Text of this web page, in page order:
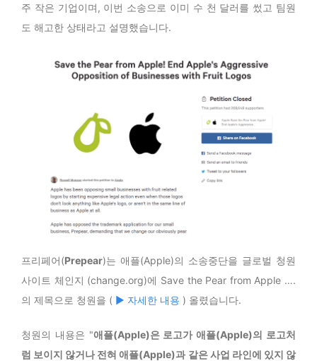
주 작은 기업이며, 이번 소송으로 이미 수 천 달러를 썼고 팀원
도 해고한 상태라고 설명했습니다.
프리페어(Prepear)는 애플(Apple)의 소송중단을 글로벌 청원
사이트 체인지 (change.org)에 Save the Pear from Apple ….
의 제목으로 청원을 ( ▶ 자세한 내용 ) 올렸습니다.
청원의 내용은 "애플(Apple)은 로고가 애플(Apple)의 로고처
럼 보이지 않거나 전혀 애플(Apple)과 같은 사업 라인에 있지 않